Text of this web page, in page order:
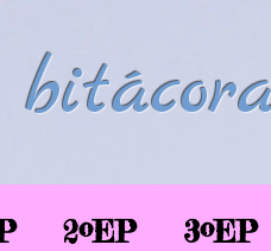
2ºEP 3ºEP